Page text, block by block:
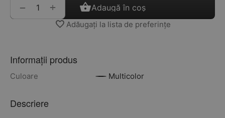
+
− Adaugă în coș
Adăugați la lista de preferințe
Informații produs
Culoare Multicolor
Descriere